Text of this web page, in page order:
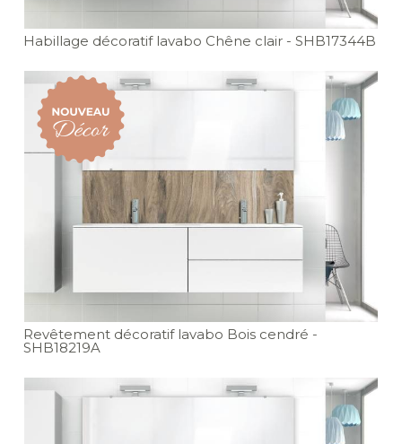
Habillage décoratif lavabo Chêne clair - SHB17344B
Revêtement décoratif lavabo Bois cendré -
SHB18219A